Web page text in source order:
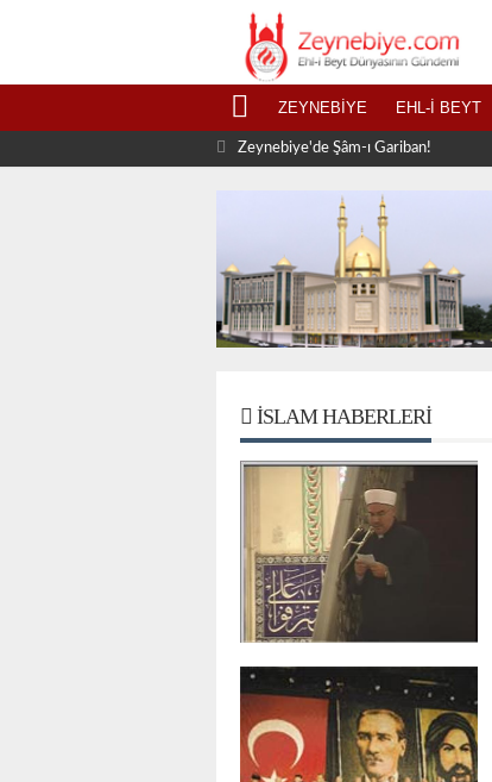
ZEYNEBIYE EHL-I BEYT
Zeynebiye'de Şâm-ı Gariban!
İSLAM HABERLERI